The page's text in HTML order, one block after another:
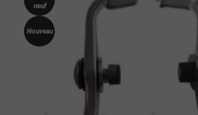
neuf
Nouveau